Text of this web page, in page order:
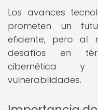
Los avances
prometen un
eficiente, pero al
desafíos en
cibernética y
vulnerabilidades.